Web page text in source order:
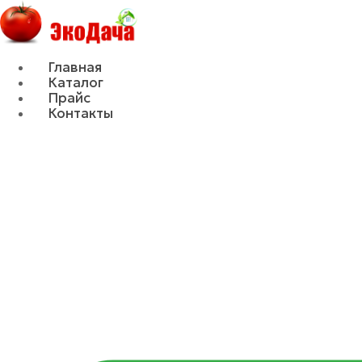
Главная
Каталог
Прайс
Контакты